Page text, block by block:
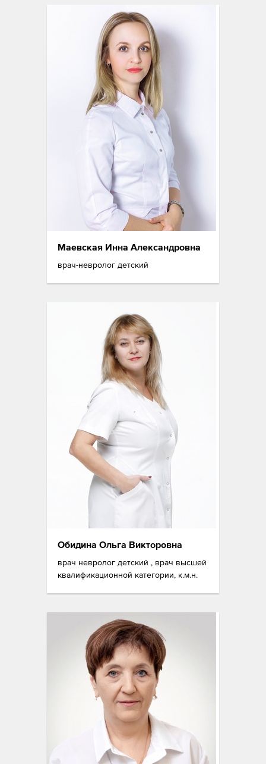
Маевская Инна Александровна
врач-невролог детский
Обидина Ольга Викторовна
врач невролог детский , врач высшей
квалификационной категории, к.м.н.